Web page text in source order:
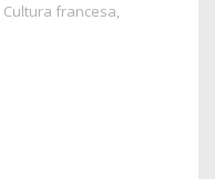
Cultura francesa,